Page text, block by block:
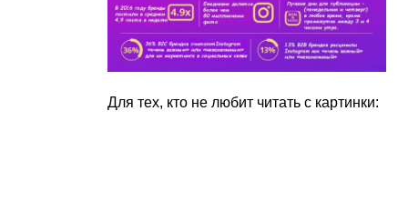
Для тех, кто не любит читать с картинки: